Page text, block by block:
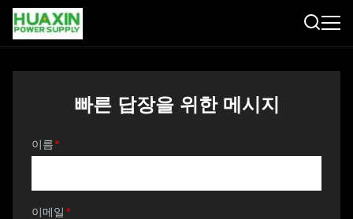
빠른 답장을 위한 메시지
이름*
이메일 *